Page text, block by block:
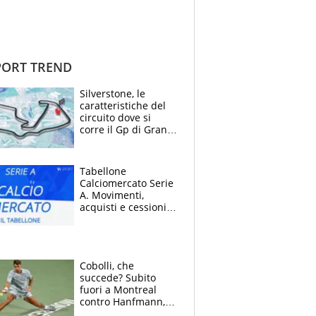
TREND
Silverstone, le
caratteristiche del
circuito dove si
corre il Gp di Gran
Tabellone
Calciomercato Serie
A. Movimenti,
acquisti e cessioni:
Cobolli, che
succede? Subito
fuori a Montreal
contro Hanfmann,